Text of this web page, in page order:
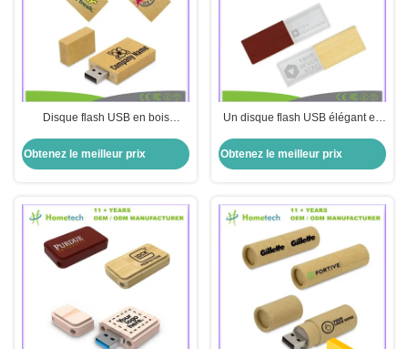
Disque flash USB en bois
8 Go à 256 Go
Obtenez le meilleur prix
Un disque flash USB élégant en
mariage et la photographie
Obtenez le meilleur prix